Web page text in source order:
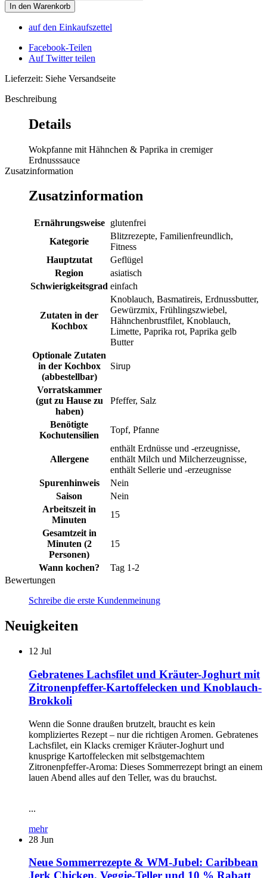
In den Warenkorb
auf den Einkaufszettel
Facebook-Teilen
Auf Twitter teilen
Lieferzeit: Siehe Versandseite
Beschreibung
Details
Wokpfanne mit Hähnchen & Paprika in cremiger
Erdnusssauce
Zusatzinformation
Zusatzinformation
Ernährungsweise
glutenfrei
Kategorie
Blitzrezepte, Familienfreundlich,
Fitness
Hauptzutat
Geflügel
Region
asiatisch
Schwierigkeitsgrad einfach
Zutaten in der
Kochbox
Knoblauch, Basmatireis, Erdnussbutter,
Gewürzmix, Frühlingszwiebel,
Hähnchenbrustfilet, Knoblauch,
Limette, Paprika rot, Paprika gelb
Butter
Optionale Zutaten
in der Kochbox
(abbestellbar)
Sirup
Vorratskammer
(gut zu Hause zu
haben)
Pfeffer, Salz
Benötigte
Kochutensilien
Topf, Pfanne
Allergene
enthält Erdnüsse und -erzeugnisse,
enthält Milch und Milcherzeugnisse,
enthält Sellerie und -erzeugnisse
Spurenhinweis
Nein
Saison
Nein
Arbeitszeit in
Minuten
15
Gesamtzeit in
Minuten (2
Personen)
15
Wann kochen?
Tag 1-2
Bewertungen
Schreibe die erste Kundenmeinung
Neuigkeiten
12 Jul
Gebratenes Lachsfilet und Kräuter-Joghurt mit
Zitronenpfeffer-Kartoffelecken und Knoblauch-
Brokkoli
Wenn die Sonne draußen brutzelt, braucht es kein
kompliziertes Rezept – nur die richtigen Aromen. Gebratenes
Lachsfilet, ein Klacks cremiger Kräuter-Joghurt und
knusprige Kartoffelecken mit selbstgemachtem
Zitronenpfeffer-Aroma: Dieses Sommerrezept bringt an einem
lauen Abend alles auf den Teller, was du brauchst.
...
mehr
28 Jun
Neue Sommerrezepte & WM-Jubel: Caribbean
Jerk Chicken, Veggie-Teller und 10 % Rabatt